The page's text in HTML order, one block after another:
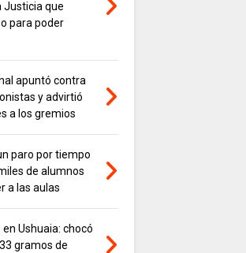
Justicia que
para poder
apuntó contra
y advirtió
a los gremios
paro por tiempo
de alumnos
a las aulas
Ushuaia: chocó
gramos de